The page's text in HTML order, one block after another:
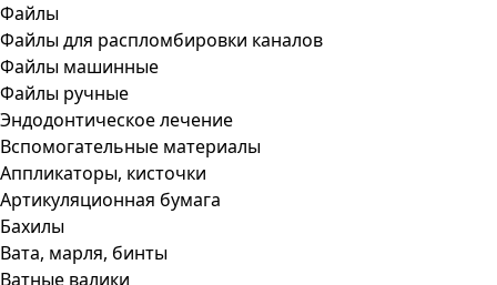
Файлы
Файлы для распломбировки каналов
Файлы машинные
Файлы ручные
Эндодонтическое лечение
Вспомогательные материалы
Аппликаторы, кисточки
Артикуляционная бумага
Бахилы
Вата, марля, бинты
Ватные валики